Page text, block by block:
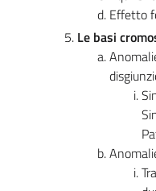
Effetto
Le basi